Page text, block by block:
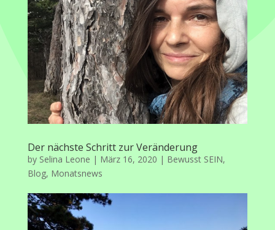
Der nächste Schritt zur Veränderung
by Selina Leone | März 16, 2020 | Bewusst SEIN,
Blog, Monatsnews